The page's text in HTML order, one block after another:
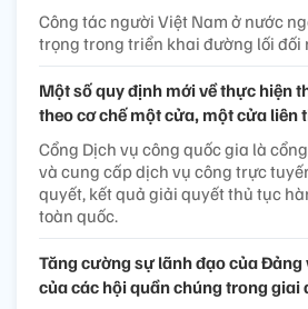
Công tác người Việt Nam ở nước
trọng trong triển khai đường lối đối
Một số quy định mới về thực hiện
theo cơ chế một cửa, một cửa liên
Cổng Dịch vụ công quốc gia là
và cung cấp dịch vụ công trực
quyết, kết quả giải quyết thủ tục
toàn quốc.
Tăng cường sự lãnh đạo của
của các hội quần chúng trong giai